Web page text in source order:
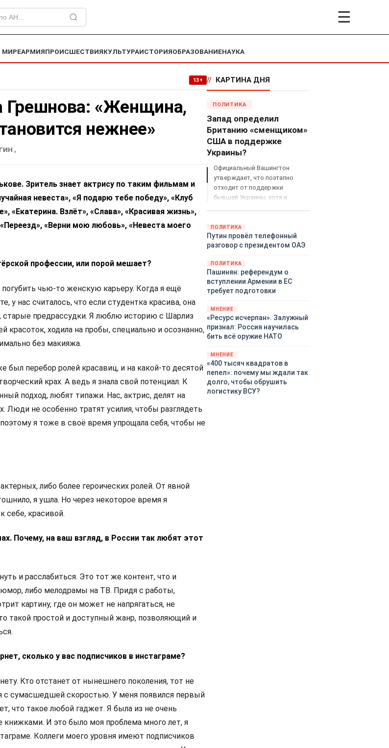
☰
МИРЕАРМИЯПРОИСШЕСТВИЯКУЛЬТУРАИСТОРИЯОБРАЗОВАНИЕНАУКА
13+
Грешнова: «Женщина,
нежнее»
,
Зритель знает актрису по таким фильмам и
невеста», «Я подарю тебе победу», «Клуб
«Екатерина. Взлёт», «Слава», «Красивая жизнь»,
«Верни мою любовь», «Невеста моего
профессии, или порой мешает?
чью-то женскую карьеру. Когда я ещё
у нас считалось, что если студентка красива, она
старые предрассудки. Я люблю историю с Шарлиз
красоток, ходила на пробы, специально и осознанно,
без макияжа.
был перебор ролей красавиц, и на какой-то десятой
крах. А ведь я знала свой потенциал. К
подход, любят типажи. Нас, актрис, делят на
Люди не особенно тратят усилия, чтобы разглядеть
я тоже в своё время упрощала себя, чтобы не
либо более героических ролей. От явной
я ушла. Но через некоторое время я
себе, красивой.
Почему, на ваш взгляд, в России так любят этот
и расслабиться. Это тот же контент, что и
либо мелодрамы на ТВ. Придя с работы,
картину, где он может не напрягаться, не
такой простой и доступный жанр, позволяющий и
сколько у вас подписчиков в инстаграме?
Кто отстанет от нынешнего поколения, тот не
с сумасшедшей скоростью. У меня появился первый
что такое любой гаджет. Я была из не очень
книжками. И это было моя проблема много лет, я
Коллеги моего уровня имеют подписчиков
// КАРТИНА ДНЯ
ПОЛИТИКА
Запад определил
Британию «сменщиком»
США в поддержке
Украины?
Официальный Вашингтон
утверждает, что поэтапно
отходит от поддержки
бывшей Украины, хотя и
закупленное ранее оружие.
Также американская
администрация скидывает на
киевского режима оружием,
которое стремится продавать
всем новым снабженцам.
Однако часто возникают
предположения о возможном
«сменщике» американцев на
этом позорном посту.
Рассмотрим, кто же рвётся на
ПОЛИТИКА
Путин провёл телефонный
разговор с президентом ОАЭ
ПОЛИТИКА
Пашинян: референдум о
вступлении Армении в ЕС
требует подготовки
МНЕНИЕ
«Ресурс исчерпан». Залужный
признал: Россия научилась
бить всё оружие НАТО
МНЕНИЕ
«400 тысяч квадратов в
пепел»: почему мы ждали так
долго, чтобы обрушить
логистику ВСУ?